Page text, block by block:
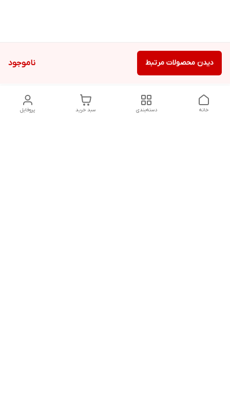
ناموجود دیدن محصولات مرتبط
پروفایل سبد خرید دسته‌بندی خانه